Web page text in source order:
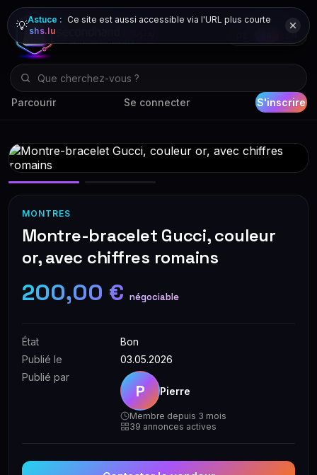
Parcourir Se connecter S'inscrire
💡Astuce : Ce site est aussi accessible via l'URL plus courte
shs.lu
MONTRES
Montre-bracelet Gucci, couleur
or, avec chiffres romains
200,00 € négociable
État
Bon
Publié le
03.05.2026
Publié par
P Pierre
Membre depuis 3 mois
39 annonces actives